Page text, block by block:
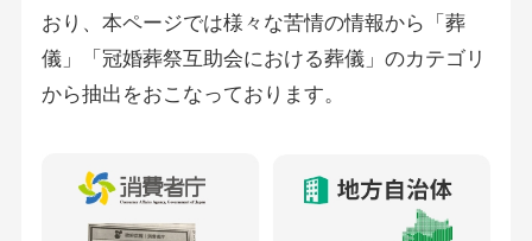
おり、本ページでは様々な苦情の情報から「葬
儀」「冠婚葬祭互助会における葬儀」のカテゴリ
から抽出をおこなっております。